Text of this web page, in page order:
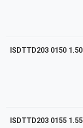
ISDTTD203 0150 1.50
ISDTTD203 0155 1.55